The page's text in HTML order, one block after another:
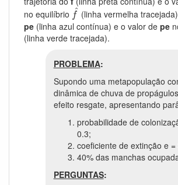
no equilíbrio ^
f
f^ (linha vermelha
pe (linha azul contínua) e o valor de pe
(linha verde tracejada).
PROBLEMA:
Supondo uma metapopulação
dinâmica de chuva de
efeito resgate, apresentando
probabilidade de
0.3;
coeficiente de extinção e =
40% das manchas
PERGUNTAS: